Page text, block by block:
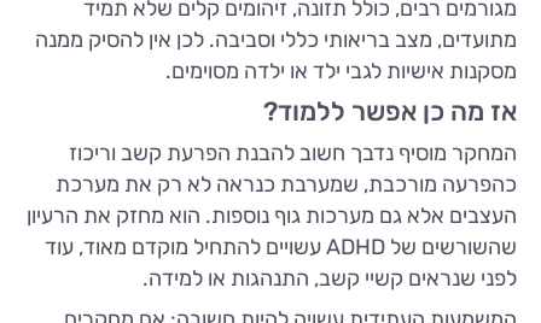
מגורמים רבים, כולל תזונה, זיהומים קלים שלא תמיד
מתועדים, מצב בריאותי כללי וסביבה. לכן אין להסיק ממנה
מסקנות אישיות לגבי ילד או ילדה מסוימים.
אז מה כן אפשר ללמוד?
המחקר מוסיף נדבך חשוב להבנת הפרעת קשב וריכוז
כהפרעה מורכבת, שמערבת כנראה לא רק את מערכת
העצבים אלא גם מערכות גוף נוספות. הוא מחזק את הרעיון
שהשורשים של ADHD עשויים להתחיל מוקדם מאוד, עוד
לפני שנראים קשיי קשב, התנהגות או למידה.